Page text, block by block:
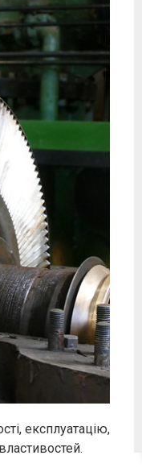
експлуатацію,